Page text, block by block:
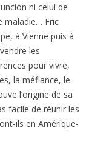
ni celui de
maladie… Fric
à Vienne puis à
les
pour vivre,
la méfiance, le
l’origine de sa
facile de réunir les
ils en Amérique-